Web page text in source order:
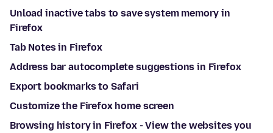
Unload inactive tabs to save system memory in
Firefox
Tab Notes in Firefox
Address bar autocomplete suggestions in Firefox
Export bookmarks to Safari
Customize the Firefox home screen
Browsing history in Firefox - View the websites you